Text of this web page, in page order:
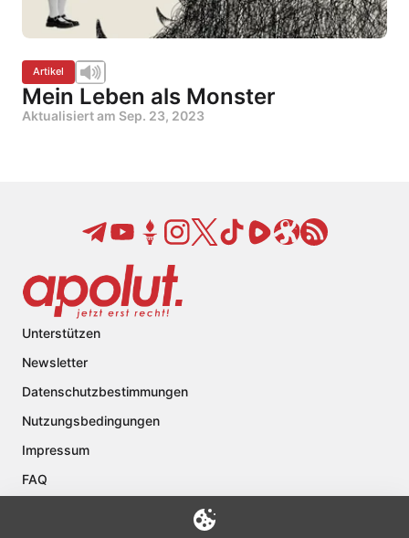
Artikel
Mein Leben als Monster
Aktualisiert am Sep. 23, 2023
Unterstützen
Newsletter
Datenschutzbestimmungen
Nutzungsbedingungen
Impressum
FAQ